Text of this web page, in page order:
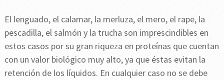
El lenguado, el calamar, la merluza, el mero, el rape, la
pescadilla, el salmón y la trucha son imprescindibles en
estos casos por su gran riqueza en proteínas que cuentan
con un valor biológico muy alto, ya que éstas evitan la
retención de los líquidos. En cualquier caso no se debe